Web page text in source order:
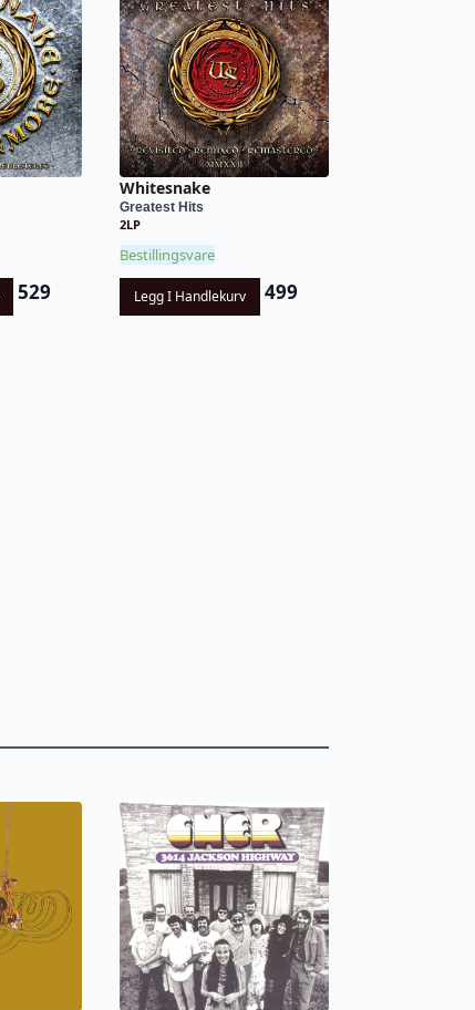
529
Whitesnake
Greatest Hits
2LP
Bestillingsvare
Legg I Handlekurv 499